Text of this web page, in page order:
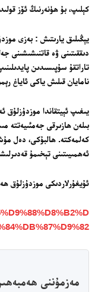
كېلىپ، بۇ ھۈنەرنىڭ ئۆز
يېڭىلىق يارىتىش : بەزى
دىققىتىنى ۋە قاتنىشىشىنى
تاراتقۇ سۇپىسىدىن
نامايان قىلىش ياكى ئاياغ
يىغىپ ئېيتقاندا
بىلەن ھازىرقى جەمئىيەتتە
كەلمەكتە. ھالبۇكى، دەل
ئەھمىيىتىنى تېخىمۇ
ئۇيغۇرلاردىكى موزدۇزلۇق
مەزمۇننى